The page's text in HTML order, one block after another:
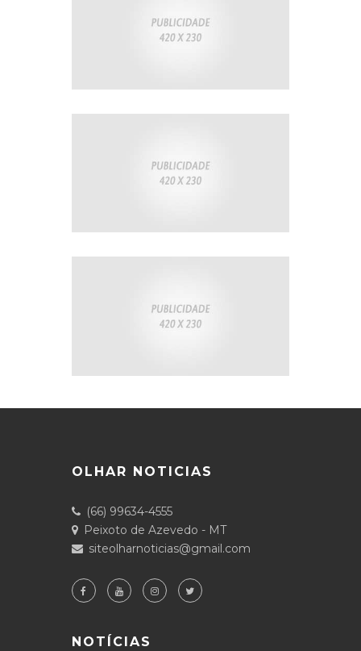
OLHAR NOTICIAS
(66) 99634-4555
Peixoto de Azevedo - MT
siteolharnoticias@gmail.com
NOTÍCIAS